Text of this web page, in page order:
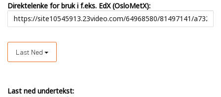
Direktelenke for bruk i f.eks. EdX (OsloMetX):
Last Ned
Last ned undertekst: